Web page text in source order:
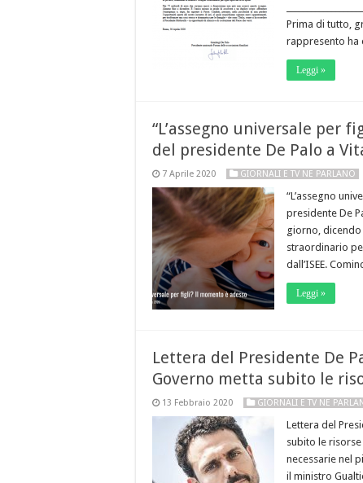
Prima di tutto,
rappresento ha
Leggi »
“L’assegno universale per
del presidente De Palo a
7 Aprile 2020 GIORNALI E TV NE PARLANO
“L’assegno
presidente De
giorno, dicendo
straordinario
dall’ISEE.
Leggi »
Lettera del Presidente De
Governo metta subito le
13 Febbraio 2020 GIORNALI E TV NE
Lettera del
subito le
necessarie nel
il ministro